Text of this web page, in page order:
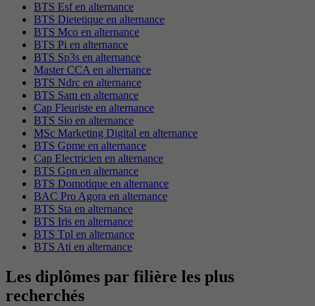
BTS Esf en alternance
BTS Dietetique en alternance
BTS Mco en alternance
BTS Pi en alternance
BTS Sp3s en alternance
Master CCA en alternance
BTS Ndrc en alternance
BTS Sam en alternance
Cap Fleuriste en alternance
BTS Sio en alternance
MSc Marketing Digital en alternance
BTS Gpme en alternance
Cap Electricien en alternance
BTS Gpn en alternance
BTS Domotique en alternance
BAC Pro Agora en alternance
BTS Sta en alternance
BTS Iris en alternance
BTS Tpl en alternance
BTS Ati en alternance
Les diplômes par filière les plus
recherchés